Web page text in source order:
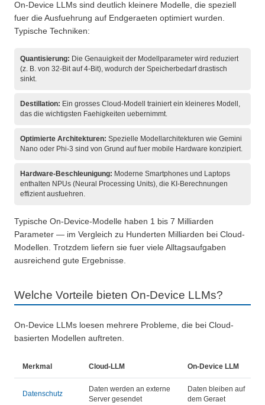
On-Device LLMs sind deutlich kleinere Modelle, die speziell
fuer die Ausfuehrung auf Endgeraeten optimiert wurden.
Typische Techniken:
Quantisierung: Die Genauigkeit der Modellparameter wird reduziert
(z. B. von 32-Bit auf 4-Bit), wodurch der Speicherbedarf drastisch
sinkt.
Destillation: Ein grosses Cloud-Modell trainiert ein kleineres Modell,
das die wichtigsten Faehigkeiten uebernimmt.
Optimierte Architekturen: Spezielle Modellarchitekturen wie Gemini
Nano oder Phi-3 sind von Grund auf fuer mobile Hardware konzipiert.
Hardware-Beschleunigung: Moderne Smartphones und Laptops
enthalten NPUs (Neural Processing Units), die KI-Berechnungen
effizient ausfuehren.
Typische On-Device-Modelle haben 1 bis 7 Milliarden
Parameter — im Vergleich zu Hunderten Milliarden bei Cloud-
Modellen. Trotzdem liefern sie fuer viele Alltagsaufgaben
ausreichend gute Ergebnisse.
Welche Vorteile bieten On-Device LLMs?
On-Device LLMs loesen mehrere Probleme, die bei Cloud-
basierten Modellen auftreten.
Merkmal Cloud-LLM On-Device LLM
Datenschutz
Daten werden an externe
Server gesendet
Daten bleiben auf
dem Geraet